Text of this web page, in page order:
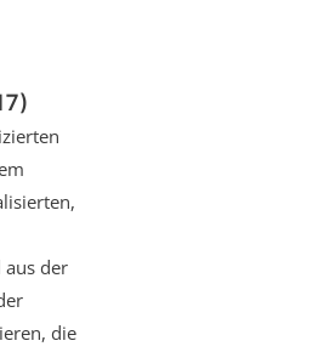
aus der
die